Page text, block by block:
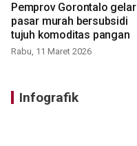
Pemprov Gorontalo gelar
pasar murah bersubsidi
tujuh komoditas pangan
Rabu, 11 Maret 2026
Infografik